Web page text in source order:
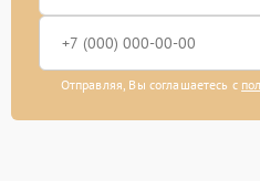
Отправляя, Вы соглашаетесь с